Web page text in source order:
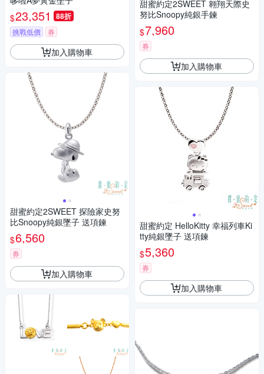
$23,351 88折
挑戰低價 券
加入購物車
甜蜜約定2SWEET 探險家史努
比Snoopy純銀墜子 送項鍊
$6,560
券
加入購物車
甜蜜約定2SWEET 翱翔天際史
努比Snoopy純銀手鍊
$7,960
券
加入購物車
甜蜜約定 HelloKitty 幸福列車Ki
tty純銀墜子 送項鍊
$5,360
券
加入購物車